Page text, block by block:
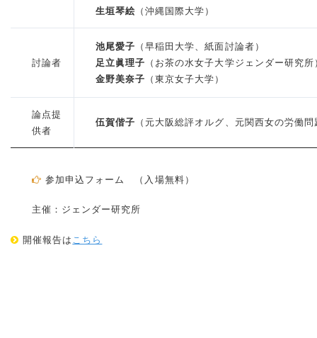
生垣琴絵 （沖縄国際大学）
討論者
池尾愛子 （早稲田大学、紙面討論者）
足立眞理子 （お茶の水女子大学ジェンダー研究所
金野美奈子 （東京女子大学）
論点提
供者
伍賀偕子 （元大阪総評オルグ、元関西女の労働
参加申込フォーム （入場無料）
主催：ジェンダー研究所
開催報告は こちら